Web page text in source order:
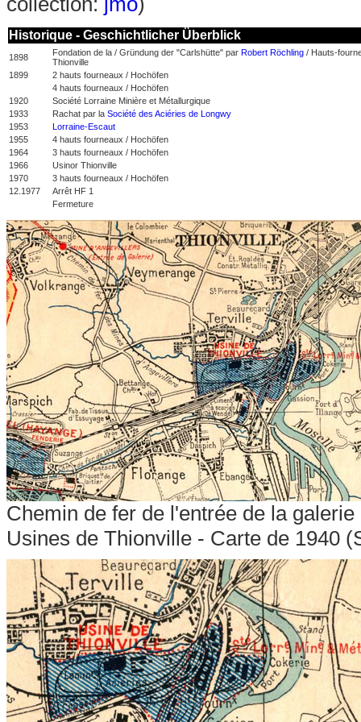
Historique - Geschichtlicher Überblick
1898 Fondation de la / Gründung der "Carlshütte" par Robert Röchling / Hauts-
Thionville
1899
2 hauts fourneaux / Hochöfen
4 hauts fourneaux / Hochöfen
1920
Société Lorraine Minière et Métallurgique
1933
Rachat par la Société des Aciéries de Longwy
1953
Lorraine-Escaut
1955
4 hauts fourneaux / Hochöfen
1964
3 hauts fourneaux / Hochöfen
1966
Usinor Thionville
1970
3 hauts fourneaux / Hochöfen
12.1977
Arrêt HF 1
Fermeture
Chemin de fer de l'entrée de la
Usines de Thionville - Carte de 1940